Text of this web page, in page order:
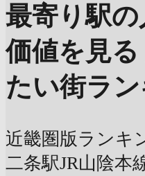
最寄り駅
価値を見る
たい街ラ
近畿圏版ランキ
二条駅JR山陰本